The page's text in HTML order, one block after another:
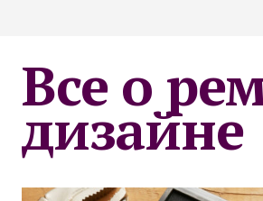
Все о
дизайне